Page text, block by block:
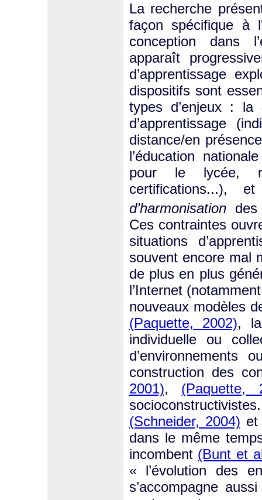
La recherche
façon spécifique à
conception dans
apparaît
d’apprentissage
dispositifs sont
types d’enjeux : la
d’apprentissage
distance/en
l’éducation
pour le lycée,
certifications...),
d’harmonisationdes
Ces contraintes
situations
souvent encore mal
de plus en plus
l’Internet
nouveaux modèles
(Paquette, 2002),
individuelle ou
d’environnements
construction des
2001), (Paquette,
(Schneider, 2004)
dans le même
incombent (Bunt et
« l’évolution des
s’accompagne